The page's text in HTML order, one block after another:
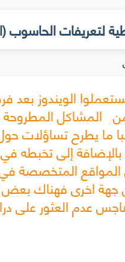
الويندوز
المشاكل المطروحة
ما يطرح تساؤلات
إلى تخبطه
المواقع المتخصصة
جهة اخرى فهناك
عدم العثور على